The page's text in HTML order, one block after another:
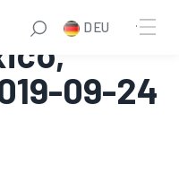
DEU
09-24